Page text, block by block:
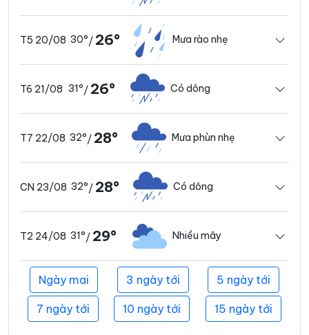
T5 20/08 30°/ 26° Mưa rào nhẹ
T6 21/08 31°/ 26° Có dông
T7 22/08 32°/ 28° Mưa phùn nhẹ
CN 23/08 32°/ 28° Có dông
T2 24/08 31°/ 29° Nhiều mây
Ngày mai 3 ngày tới 5 ngày tới
7 ngày tới 10 ngày tới 15 ngày tới